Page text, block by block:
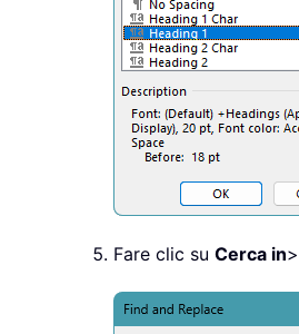
Fare clic su Cerca in>